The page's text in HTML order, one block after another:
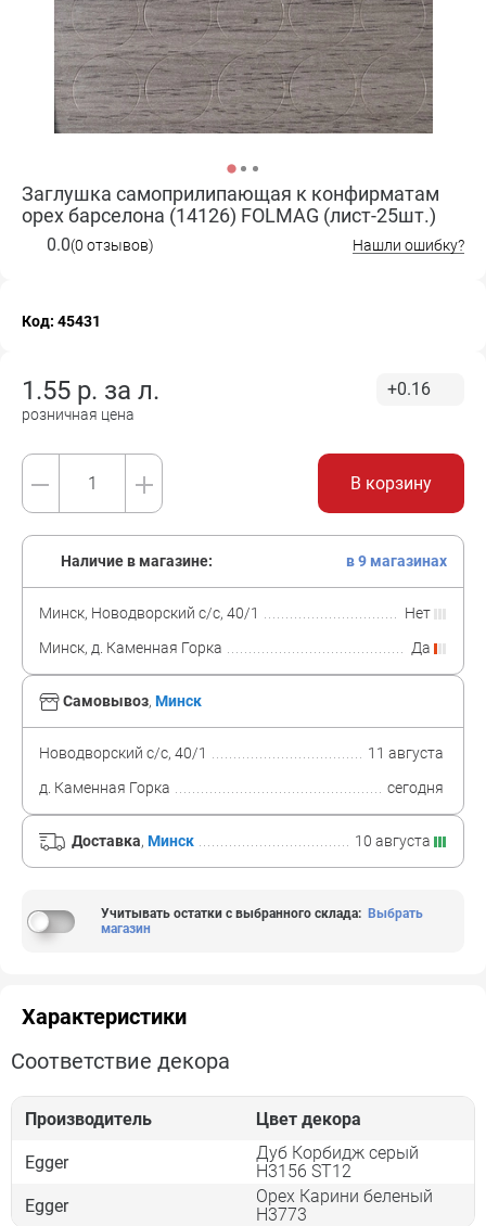
Заглушка самоприлипающая к конфирматам
орех барселона (14126) FOLMAG (лист-25шт.)
0.0(0 отзывов) Нашли ошибку?
Код: 45431
1.55 р. за л.
розничная цена
+0.16
В корзину
Самовывоз, Минск
Новодворский с/с, 40/1
11 августа
д. Каменная Горка
сегодня
Доставка, Минск 10 августа
Наличие в магазине: в 9 магазинах
Минск, Новодворский с/с, 40/1
Нет
Минск, д. Каменная Горка
Да
Учитывать остатки с выбранного склада: Выбрать
магазин
Характеристики
Соответствие декора
Производитель Цвет декора
Egger
Дуб Корбидж серый
H3156 ST12
Egger
Орех Карини беленый
Н3773